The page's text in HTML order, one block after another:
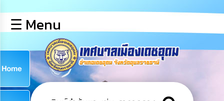
หลัก
ข้อมูล
พื้น
ฐาน
☰ Menu